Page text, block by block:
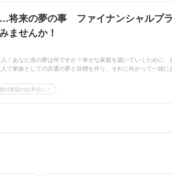
将来の夢の事 ファイナンシャルプラ
ませんか！
！あなた達の夢は何ですか？幸せな家庭を築いていくために、
で家族としての共通の夢と目標を作り、それに向かって一緒に
の実現のお手伝い！